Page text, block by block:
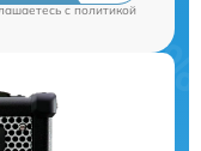
cполитикой